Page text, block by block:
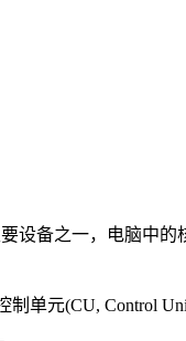
要设备之一，电脑
单元(CU, Control